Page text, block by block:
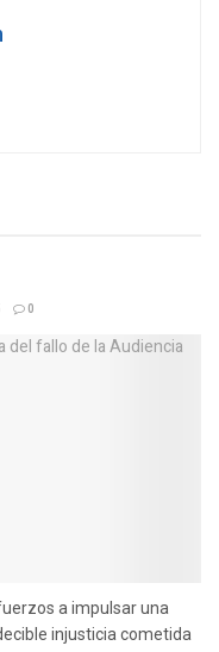
0
a impulsar una
injusticia cometida